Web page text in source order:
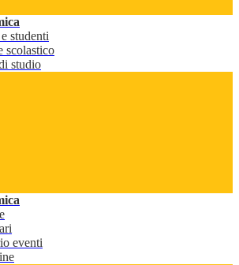
studenti
scolastico
studio
eventi